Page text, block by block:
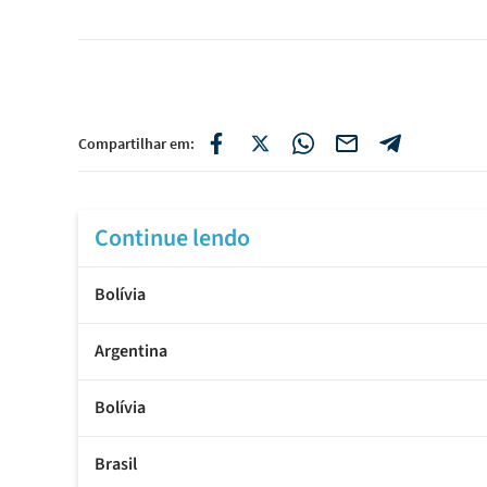
Compartilhar em:
Continue lendo
Bolívia
Argentina
Bolívia
Brasil